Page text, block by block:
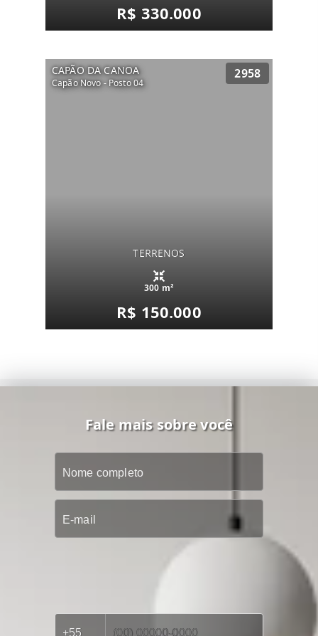
R$ 330.000
CAPÃO DA CANOA
Capão Novo - Posto 04
2958
TERRENOS
300 m²
R$ 150.000
Fale mais sobre você